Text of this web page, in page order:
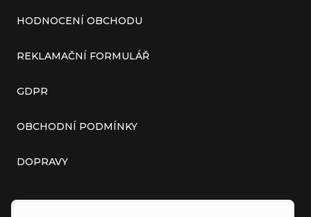
HODNOCENÍ OBCHODU
REKLAMAČNÍ FORMULÁŘ
GDPR
OBCHODNÍ PODMÍNKY
DOPRAVY